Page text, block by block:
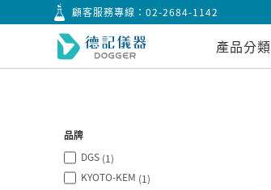
顧客服務專線：02-2684-1142
產品分類
品牌
DGS (1)
KYOTO-KEM (1)